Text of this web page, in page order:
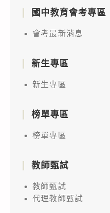
國中教育會考專區
會考最新消息
新生專區
新生專區
榜單專區
榜單專區
教師甄試
教師甄試
代理教師甄試